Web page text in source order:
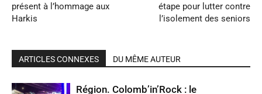
présent à l’hommage aux
Harkis
étape pour lutter contre
l’isolement des seniors
ARTICLES CONNEXES DU MÊME AUTEUR
Région. Colomb’in’Rock : le